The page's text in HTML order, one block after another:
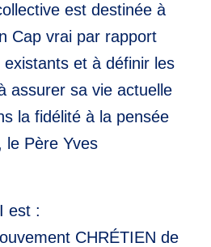
est destinée à
Cap vrai par rapport
et à définir les
assurer sa vie actuelle
la fidélité à la pensée
le Père Yves
:
CHRÉTIEN de